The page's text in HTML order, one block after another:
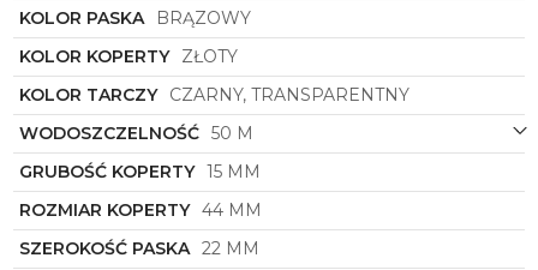
podkreśli wyjątkowy gust i indywidualny styl
każdego mężczyzny. Jego uniwersalny design
sprawia, że będzie idealnym wyborem zarówno na
co dzień, jak i na specjalne okazje, dodając subtelnej
elegancji i prestiżu każdej stylizacji.
Dzięki połączeniu klasyki z nowoczesnością, wysokiej
jakości materiałom i precyzyjnej konstrukcji,
zegarekIngersoll I16402to nie tylko praktyczny
czasomierz, ale również wyjątkowy dodatek, który z
pewnością przyciągnie spojrzenia i zostanie
doceniony przez wszystkich miłośników markowych
KOLOR PASKA
BRĄZOWY
KOLOR KOPERTY ZŁOTY
KOLOR TARCZY CZARNY, TRANSPARENTNY
WODOSZCZELNOŚĆ 50 M
GRUBOŚĆ KOPERTY 15 MM
ROZMIAR KOPERTY 44 MM
SZEROKOŚĆ PASKA 22 MM